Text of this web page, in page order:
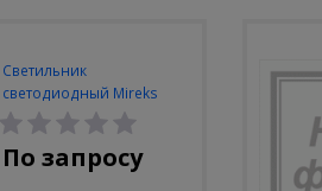
Светильник
светодиодный Mireks
С-310-80-S (5W/4000-
5000K/500lm/датчик
движения)
По запросу